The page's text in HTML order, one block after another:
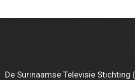
De Surinaamse Televisie Stichting